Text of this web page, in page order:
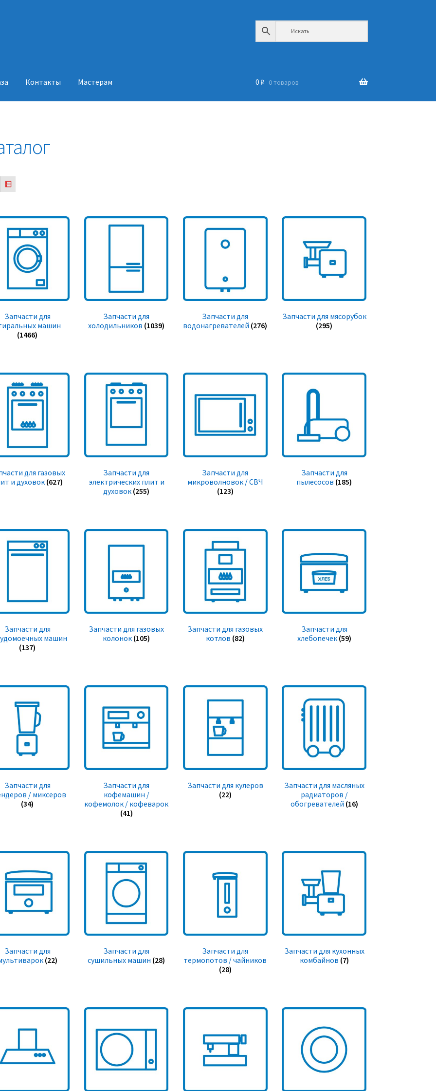
Контакты Мастерам 0 ₽ 0 товаров
Запчасти для
машин
(1466)
Запчасти для
холодильников (1039)
Запчасти для
водонагревателей (276)
Запчасти для мясорубок
(295)
для газовых
и духовок (627)
Запчасти для
электрических плит и
духовок (255)
Запчасти для
микроволновок / СВЧ
(123)
Запчасти для
пылесосов (185)
Запчасти для
машин
(137)
Запчасти для газовых
колонок (105)
Запчасти для газовых
котлов (82)
Запчасти для
хлебопечек (59)
Запчасти для
/ миксеров
(34)
Запчасти для
кофемашин /
кофемолок / кофеварок
(41)
Запчасти для кулеров
(22)
Запчасти для масляных
радиаторов /
обогревателей (16)
Запчасти для
(22)
Запчасти для
сушильных машин (28)
Запчасти для
термопотов / чайников
(28)
Запчасти для кухонных
комбайнов (7)